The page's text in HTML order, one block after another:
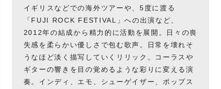
イギリスなどでの海外ツアーや、5度に渡る
「FUJI ROCK FESTIVAL」への出演など、
2012年の結成から精力的に活動を展開。日々の喪
失感を柔らかい優しさで包む歌声。日常を壊れそ
うなほど淡く描写していくリリック。コーラスや
ギターの響きを目の覚めるような彩りに変える演
奏。インディ、エモ、シューゲイザー、ポップス